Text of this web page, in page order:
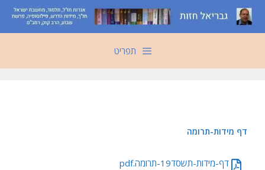
לדלג
לתוכן
תפריט
‏‏דף מידות-תרומה
‏‏דף-מידות-תשסד19-תרומה.pdf